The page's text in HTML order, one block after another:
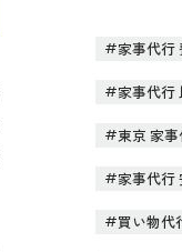
家事代行
家事代行
東京 家
家事代行
買い物代